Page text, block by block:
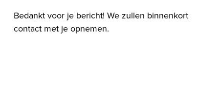
Bedankt voor je bericht! We zullen binnenkort
contact met je opnemen.